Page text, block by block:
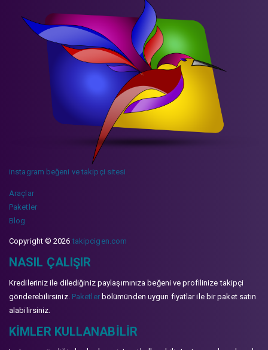
instagram beğeni ve takipçi sitesi
Araçlar
Paketler
Blog
Copyright © 2026takipcigen.com
NASIL ÇALIŞIR
Kredileriniz ile dilediğiniz paylaşımınıza beğeni ve profilinize takipçi
gönderebilirsiniz. Paketlerbölümünden uygun fiyatlar ile bir paket satın
alabilirsiniz.
KIMLER KULLANABILIR